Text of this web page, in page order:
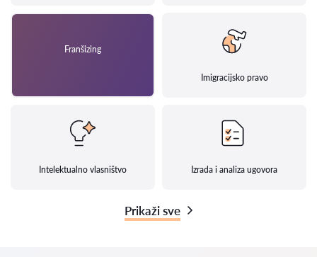
Franšizing
Imigracijsko pravo
Intelektualno vlasništvo Izrada i analiza ugovora
Prikaži sve